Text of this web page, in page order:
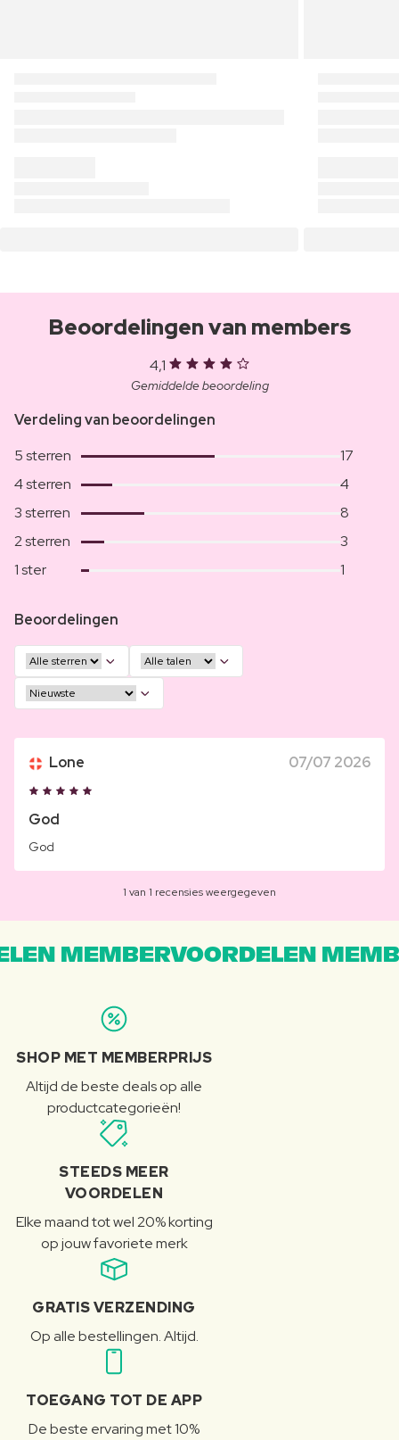
Beoordelingen van members
4,1
Gemiddelde beoordeling
Verdeling van beoordelingen
5 sterren
17
4 sterren
4
3 sterren
8
2 sterren
3
1 ster
1
Beoordelingen
Lone 07/07 2026
God
God
1 van 1 recensies weergegeven
MEMBERVOORDELEN
SHOP MET MEMBERPRIJS
Altijd de beste deals op alle
productcategorieën!
STEEDS MEER
VOORDELEN
Elke maand tot wel 20% korting
op jouw favoriete merk
GRATIS VERZENDING
Op alle bestellingen. Altijd.
TOEGANG TOT DE APP
De beste ervaring met 10%